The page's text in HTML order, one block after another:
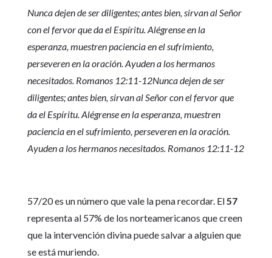
Nunca dejen de ser diligentes; antes bien, sirvan al Señor
con el fervor que da el Espíritu. Alégrense en la
esperanza, muestren paciencia en el sufrimiento,
perseveren en la oración. Ayuden a los hermanos
necesitados. Romanos 12:11-12Nunca dejen de ser
diligentes; antes bien, sirvan al Señor con el fervor que
da el Espíritu. Alégrense en la esperanza, muestren
paciencia en el sufrimiento, perseveren en la oración.
Ayuden a los hermanos necesitados. Romanos 12:11-12
57/20 es un número que vale la pena recordar. El57
representa al 57% de los norteamericanos que creen
que la intervención divina puede salvar a alguien que
se está muriendo.